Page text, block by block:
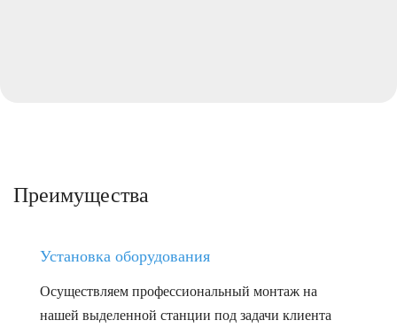
Преимущества
Установка оборудования
Осуществляем профессиональный монтаж на
нашей выделенной станции под задачи клиента